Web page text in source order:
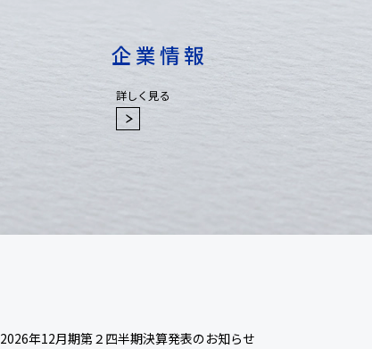
企業情報
詳しく見る
2026年12月期第２四半期決算発表のお知らせ